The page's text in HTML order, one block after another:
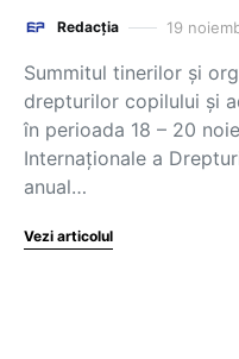
Redacția 19
Summitul tinerilor și
drepturilor copilului și
în perioada 18 – 20
Internaționale a
anual…
Vezi articolul